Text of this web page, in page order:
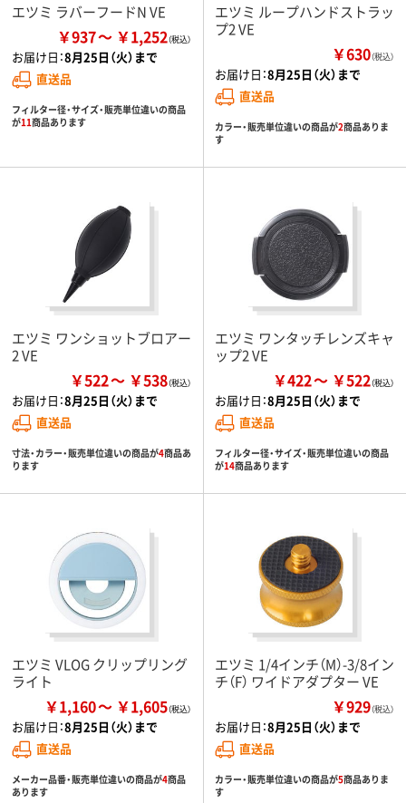
エツミ ラバーフードN VE
￥937 ￥1,252
お届け日：8月25日（火）まで
直送品
フィルター径・サイズ・販売単位違いの商品
が11商品あります
エツミ ループハンドストラッ
プ2 VE
￥630（税込）
お届け日：8月25日（火）まで
直送品
カラー・販売単位違いの商品が2商品ありま
す
エツミ ワンショットブロアー
2 VE
￥522 ￥538
お届け日：8月25日（火）まで
直送品
寸法・カラー・販売単位違いの商品が4商品あ
ります
エツミ ワンタッチレンズキャ
ップ2 VE
￥422 ￥522
お届け日：8月25日（火）まで
直送品
フィルター径・サイズ・販売単位違いの商品
が14商品あります
エツミ VLOG クリップリング
ライト
￥1,160 ￥1,605
お届け日：8月25日（火）まで
直送品
メーカー品番・販売単位違いの商品が4商品
あります
エツミ 1/4インチ（M）-3/8イン
チ（F） ワイドアダプター VE
￥929（税込）
お届け日：8月25日（火）まで
直送品
カラー・販売単位違いの商品が5商品ありま
す